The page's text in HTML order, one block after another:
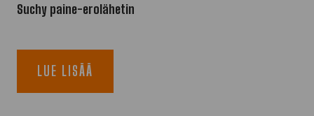
Suchy paine-erolähetin
LUE LISÄÄ